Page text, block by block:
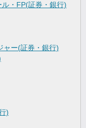
・FP(証券・銀行)
ャー(証券・銀行)
)